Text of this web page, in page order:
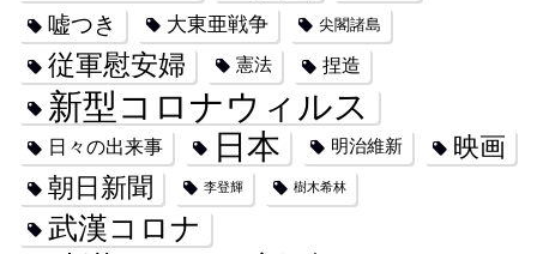
嘘つき
大東亜戦争 尖閣諸島
従軍慰安婦 憲法 捏造
新型コロナウィルス
日々の出来事 日本 明治維新
映画
朝日新聞
李登輝 樹木希林
武漢コロナ